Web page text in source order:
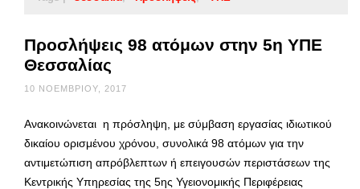
Προσλήψεις 98 ατόμων στην 5η ΥΠΕ
Θεσσαλίας
10 ΝΟΕΜΒΡΊΟΥ, 2017
Ανακοινώνεται η πρόσληψη, με σύμβαση εργασίας ιδιωτικού
δικαίου ορισμένου χρόνου, συνολικά 98 ατόμων για την
αντιμετώπιση απρόβλεπτων ή επειγουσών περιστάσεων της
Κεντρικής Υπηρεσίας της 5ης Υγειονομικής Περιφέρειας